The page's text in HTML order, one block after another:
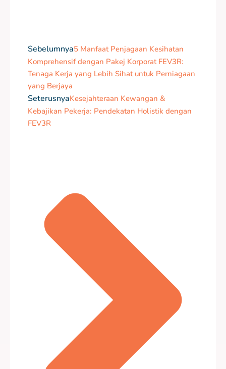
Sebelumnya5 Manfaat Penjagaan Kesihatan
Komprehensif dengan Pakej Korporat FEV3R:
Tenaga Kerja yang Lebih Sihat untuk Perniagaan
yang Berjaya
SeterusnyaKesejahteraan Kewangan &
Kebajikan Pekerja: Pendekatan Holistik dengan
FEV3R